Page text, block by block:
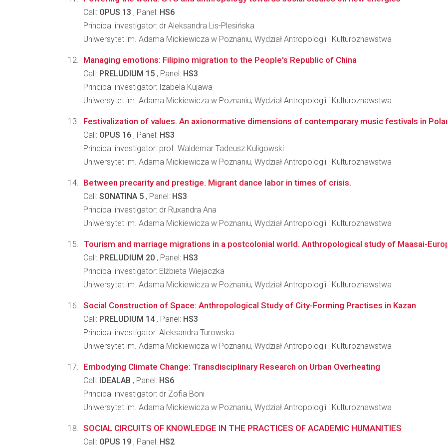
Call: OPUS 13 , Panel: HS6
Principal investigator: dr Aleksandra Lis-Plesińska
Uniwersytet im. Adama Mickiewicza w Poznaniu, Wydział Antropologii i Kulturoznawstwa
Managing emotions: Filipino migration to the People's Republic of China
Call: PRELUDIUM 15 , Panel: HS3
Principal investigator: Izabela Kujawa
Uniwersytet im. Adama Mickiewicza w Poznaniu, Wydział Antropologii i Kulturoznawstwa
Festivalization of values. An axionormative dimensions of contemporary music festivals in
Call: OPUS 16 , Panel: HS3
Principal investigator: prof. Waldemar Tadeusz Kuligowski
Uniwersytet im. Adama Mickiewicza w Poznaniu, Wydział Antropologii i Kulturoznawstwa
Between precarity and prestige. Migrant dance labor in times of crisis.
Call: SONATINA 5 , Panel: HS3
Principal investigator: dr Ruxandra Ana
Uniwersytet im. Adama Mickiewicza w Poznaniu, Wydział Antropologii i Kulturoznawstwa
Tourism and marriage migrations in a postcolonial world. Anthropological study of Maasai-
Call: PRELUDIUM 20 , Panel: HS3
Principal investigator: Elżbieta Wiejaczka
Uniwersytet im. Adama Mickiewicza w Poznaniu, Wydział Antropologii i Kulturoznawstwa
Social Construction of Space: Anthropological Study of City-Forming Practises in Kazan
Call: PRELUDIUM 14, Panel: HS3
Principal investigator: Aleksandra Turowska
Uniwersytet im. Adama Mickiewicza w Poznaniu, Wydział Antropologii i Kulturoznawstwa
Embodying Climate Change: Transdisciplinary Research on Urban Overheating
Call: IDEALAB , Panel: HS6
Principal investigator: dr Zofia Boni
Uniwersytet im. Adama Mickiewicza w Poznaniu, Wydział Antropologii i Kulturoznawstwa
SOCIAL CIRCUITS OF KNOWLEDGE IN THE PRACTICES OF ACADEMIC HUMANITIES
Call: OPUS 19 , Panel: HS2